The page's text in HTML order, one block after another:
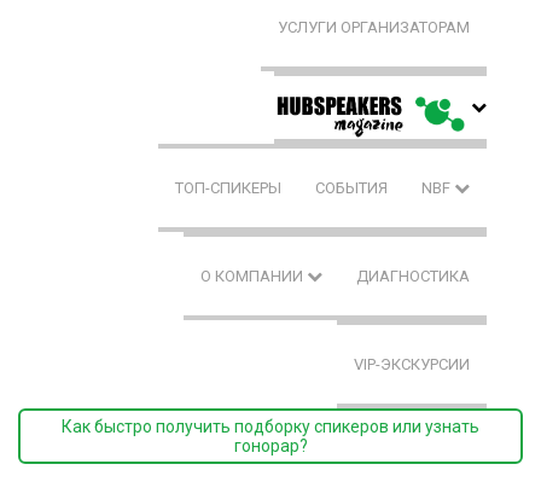
УСЛУГИ ОРГАНИЗАТОРАМ
ТОП-СПИКЕРЫ СОБЫТИЯ NBF
О КОМПАНИИ ДИАГНОСТИКА
VIP-ЭКСКУРСИИ
Как быстро получить подборку спикеров или узнать
гонорар?